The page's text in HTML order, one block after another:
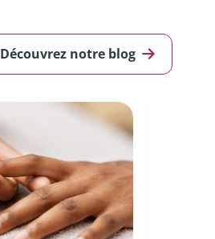
Découvrez notre blog